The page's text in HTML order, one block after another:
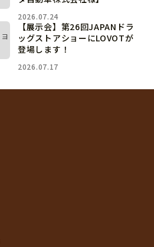
2026.07.24
【展示会】第26回JAPANドラ
ッグストアショーにLOVOTが
登場します！
2026.07.17